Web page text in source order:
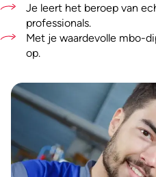
Je leert het beroep van
professionals.
Met je waardevolle mbo-
op.